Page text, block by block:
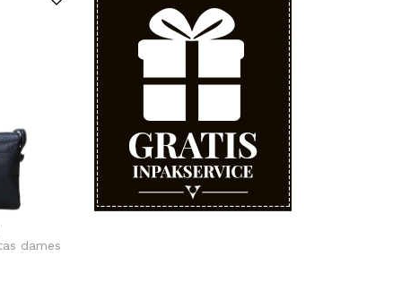
dames